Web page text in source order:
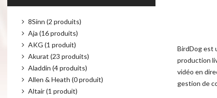
8Sinn (2 produits)
Aja (16 produits)
AKG (1 produit)
Akurat (23 produits)
Aladdin (4 produits)
Allen & Heath (0 produit)
Altair (1 produit)
BirdDog est
production
vidéo en
gestion de